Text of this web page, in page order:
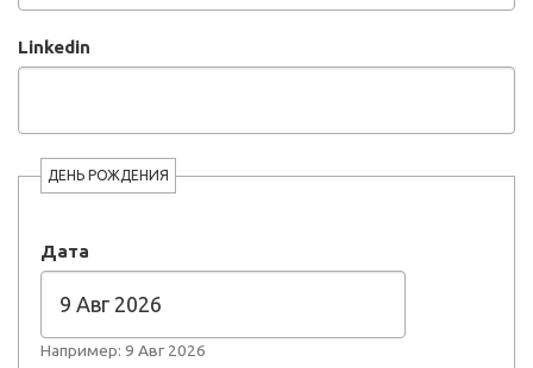
Linkedin
ДЕНЬ РОЖДЕНИЯ
Дата
Например: 9 Авг 2026